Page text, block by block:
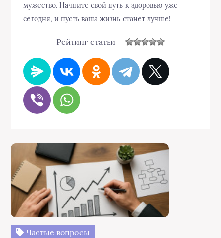
мужество. Начните свой путь к здоровью уже
сегодня, и пусть ваша жизнь станет лучше!
Рейтинг статьи
Частые вопросы